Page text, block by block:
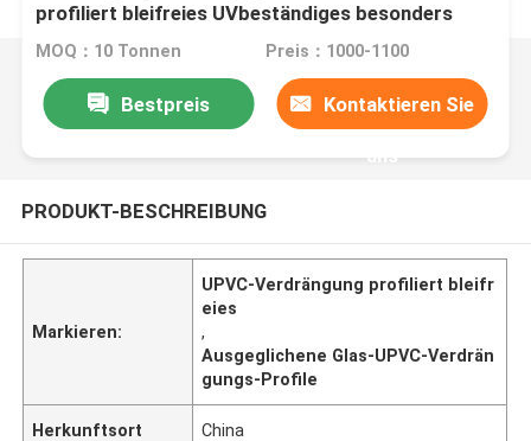
profiliert bleifreies UVbeständiges besonders
angefertigt
MOQ：10 Tonnen Preis：1000-1100
Bestpreis Kontaktieren Sie
uns
PRODUKT-BESCHREIBUNG
Markieren:
UPVC-Verdrängung profiliert bleifr
eies
,
Ausgeglichene Glas-UPVC-Verdrän
gungs-Profile
Herkunftsort China